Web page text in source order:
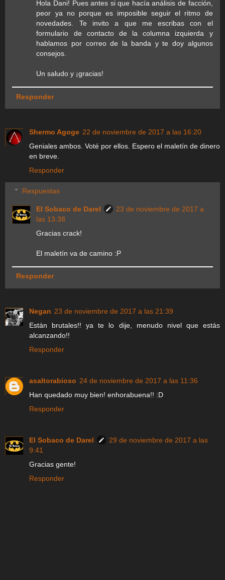
Hola Dani! Pues antes si que hacía análisis de facción,
peor ya no porque es imposible seguir el ritmo de
novedades. Te invito a que me escribas con el
formulario de contacto de la columna izquierda y
hablamos por correo de la banda y te doy algunos
consejos.
Un saludo y ¡gracias!
Responder
Shermo Agoge 22 de noviembre de 2017 a las 16:20
Geniales ambos. Voté por ellos. Espero el maletín de dinero
en breve.
Responder
Respuestas
El Sobaco de Darel
23 de noviembre de 2017 a
las 13:38
Gracias crack!
El maletín va de camino :P
Responder
Negan 23 de noviembre de 2017 a las 21:39
Están brutales!! ya te lo dije, menudo nivel que estás
alcanzando!!
Responder
asaltorabioso 24 de noviembre de 2017 a las 11:36
Han quedado muy bien! enhorabuena!! :D
Responder
El Sobaco de Darel
29 de noviembre de 2017 a las
9:41
Gracias gente!
Responder